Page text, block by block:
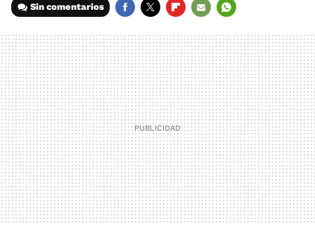
Sin comentarios
MAIL